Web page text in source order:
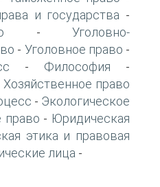
и государства -
-Уголовно-
- Уголовное право -
- Философия -
Хозяйственное право
- Экологическое
право - Юридическая
этика и правовая
лица -